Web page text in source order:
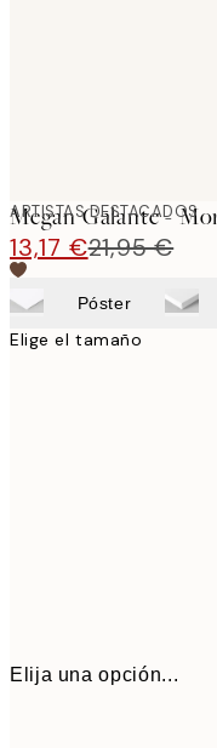
ARTISTAS DESTACADOS
Megan Galante -
13,17 €21,95 €
Póster
Elige el tamaño
Elija una opción...